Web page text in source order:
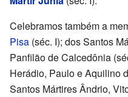
Celebramos também a
Pisa (séc. I); dos Santos
Panfilão de Calcedônia
Herádio, Paulo e Aquilino
Santos Mártires Ândrio,